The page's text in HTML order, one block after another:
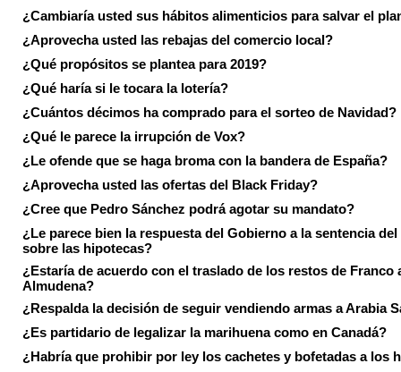
¿Cambiaría usted sus hábitos alimenticios para salvar el
¿Aprovecha usted las rebajas del comercio local?
¿Qué propósitos se plantea para 2019?
¿Qué haría si le tocara la lotería?
¿Cuántos décimos ha comprado para el sorteo de Navidad?
¿Qué le parece la irrupción de Vox?
¿Le ofende que se haga broma con la bandera de España?
¿Aprovecha usted las ofertas del Black Friday?
¿Cree que Pedro Sánchez podrá agotar su mandato?
¿Le parece bien la respuesta del Gobierno a la sentencia
sobre las hipotecas?
¿Estaría de acuerdo con el traslado de los restos de Franco
Almudena?
¿Respalda la decisión de seguir vendiendo armas a Arabia
¿Es partidario de legalizar la marihuena como en Canadá?
¿Habría que prohibir por ley los cachetes y bofetadas a los